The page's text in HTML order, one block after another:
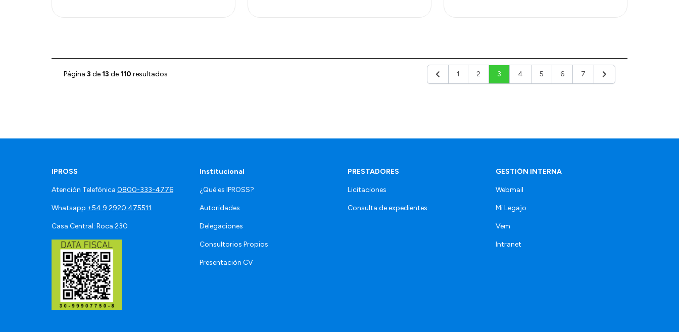
Página 3 de 13 de 110 resultados Anterior1 2 3 4 5 6 7 Siguiente
IPROSS
Atención Telefónica 0800-333-4776
Whatsapp +54 9 2920 475511
Casa Central: Roca 230
Institucional
¿Qué es IPROSS?
Autoridades
Delegaciones
Consultorios Propios
Presentación CV
PRESTADORES
Licitaciones
Consulta de expedientes
GESTIÓN INTERNA
Webmail
Mi Legajo
Vem
Intranet